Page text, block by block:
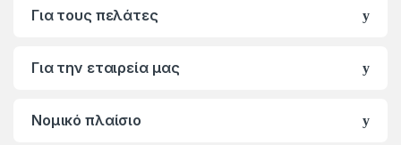
Για τους πελάτες
Για την εταιρεία μας
Νομικό πλαίσιο